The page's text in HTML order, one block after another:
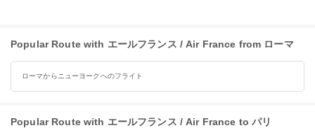
Popular Route with エールフランス / Air France from ローマ
ローマからニューヨークへのフライト
Popular Route with エールフランス / Air France to パリ